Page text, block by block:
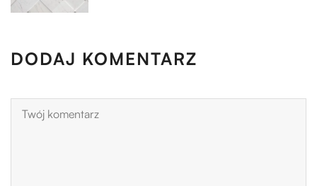
DODAJ KOMENTARZ